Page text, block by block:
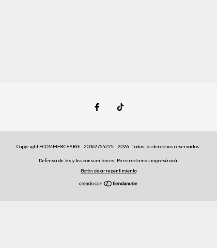
Copyright ECOMMERCEARG - 20362754225 - 2026. Todos los derechos reservados.
Defensa de las y los consumidores. Para reclamosingresá acá.
Botón de arrepentimiento